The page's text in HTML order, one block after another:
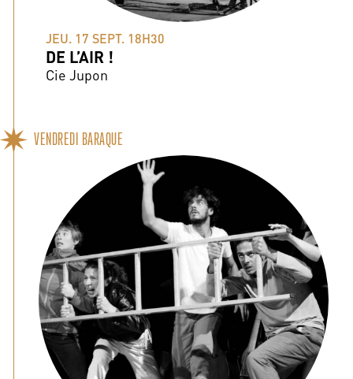
JEU. 17 SEPT. 18H30
DE L’AIR !
Cie Jupon
VENDREDI BARAQUE